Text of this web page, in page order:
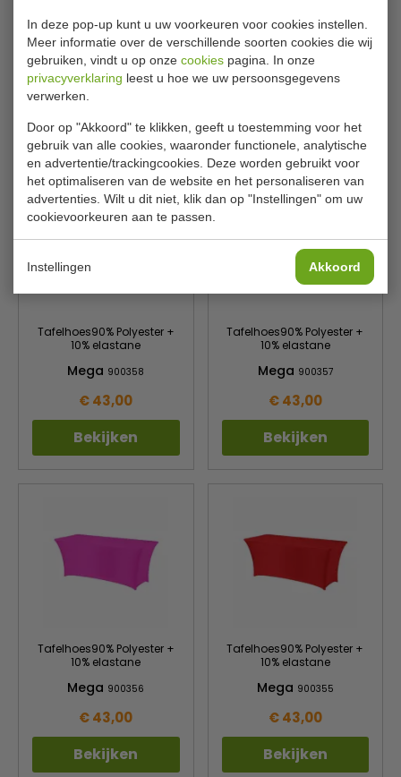
In deze pop-up kunt u uw voorkeuren voor cookies instellen.
Meer informatie over de verschillende soorten cookies die wij
gebruiken, vindt u op onze cookies pagina. In onze
privacyverklaring leest u hoe we uw persoonsgegevens
verwerken.
Door op "Akkoord" te klikken, geeft u toestemming voor het
gebruik van alle cookies, waaronder functionele, analytische
en advertentie/trackingcookies. Deze worden gebruikt voor
het optimaliseren van de website en het personaliseren van
advertenties. Wilt u dit niet, klik dan op "Instellingen" om uw
cookievoorkeuren aan te passen.
Instellingen Akkoord
10% elastane
Mega900360
€ 43,00
Bekijken
10% elastane
Mega900359
€ 43,00
Bekijken
Tafelhoes90% Polyester +
10% elastane
Mega 900358
€ 43,00
Bekijken
Tafelhoes90% Polyester +
10% elastane
Mega 900357
€ 43,00
Bekijken
Tafelhoes90% Polyester +
10% elastane
Mega 900356
€ 43,00
Bekijken
Tafelhoes90% Polyester +
10% elastane
Mega 900355
€ 43,00
Bekijken